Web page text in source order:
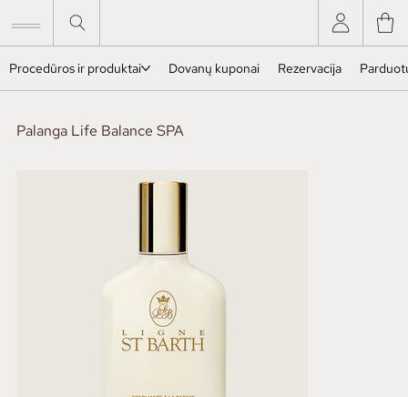
Procedūros ir produktai Dovanų kuponai Rezervacija
Palanga Life Balance SPA